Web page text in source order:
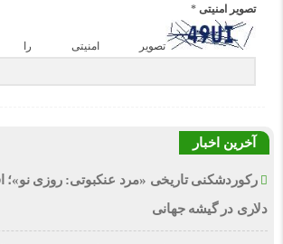
تصویر امنیتی *
تصویر امنیتی را
آخرین اخبار
دلاری در گیشه جهانی